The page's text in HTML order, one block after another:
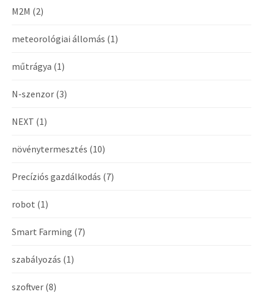
M2M (2)
meteorológiai állomás (1)
műtrágya (1)
N-szenzor (3)
NEXT (1)
növénytermesztés (10)
Precíziós gazdálkodás (7)
robot (1)
Smart Farming (7)
szabályozás (1)
szoftver (8)